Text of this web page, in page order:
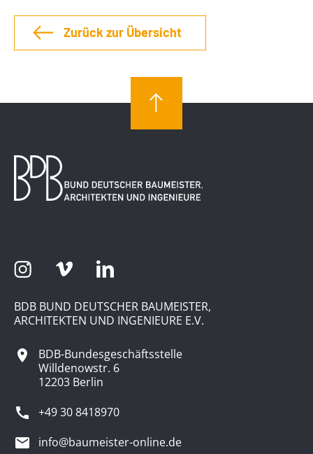
Zurück zur Übersicht
BDB BUND DEUTSCHER BAUMEISTER,
ARCHITEKTEN UND INGENIEURE E.V.
BDB-Bundesgeschäftsstelle
Willdenowstr. 6
12203 Berlin
+49 30 8418970
info@baumeister-online.de